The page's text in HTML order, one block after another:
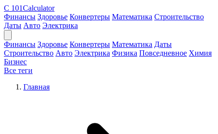
C 101Calculator
Финансы Здоровье Конвертеры Математика Строительство
Даты Авто Электрика
Финансы Здоровье Конвертеры Математика Даты
Строительство Авто Электрика Физика Повседневное Химия
Бизнес
Все теги
Главная